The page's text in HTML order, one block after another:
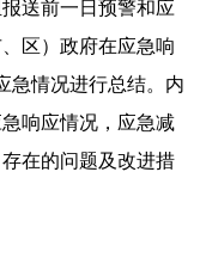
送前一日预警和应
区）政府在应急响
急情况进行总结。内
响应情况，应急减
在的问题及改进措